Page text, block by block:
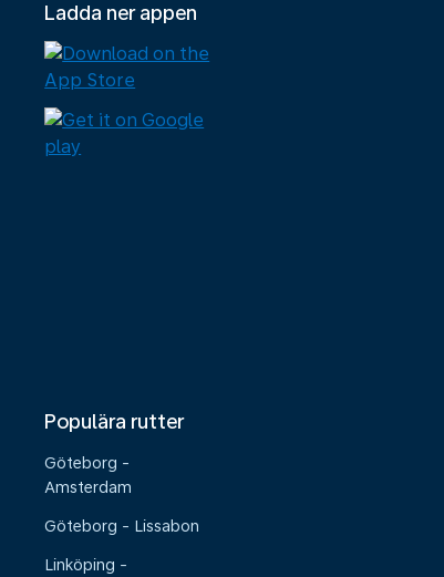
Ladda ner appen
Populära rutter
Göteborg -
Amsterdam
Göteborg - Lissabon
Linköping -